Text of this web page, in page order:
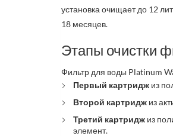
установка очищает до 12
18 месяцев.
Этапы очистки
Фильтр для воды Platinum
Первый картридж из
Второй картридж из
Третий картридж из
элемент.